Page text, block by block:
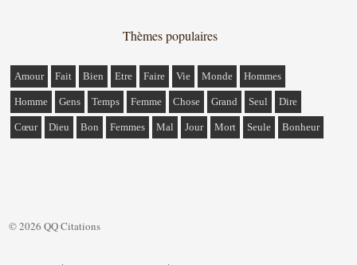
Thèmes populaires
Amour Fait Bien Etre Faire Vie Monde Hommes
Homme Gens Temps Femme Chose Grand Seul Dire
Cœur Dieu Bon Femmes Mal Jour Mort Seule Bonheur
© 2026 QQ Citations